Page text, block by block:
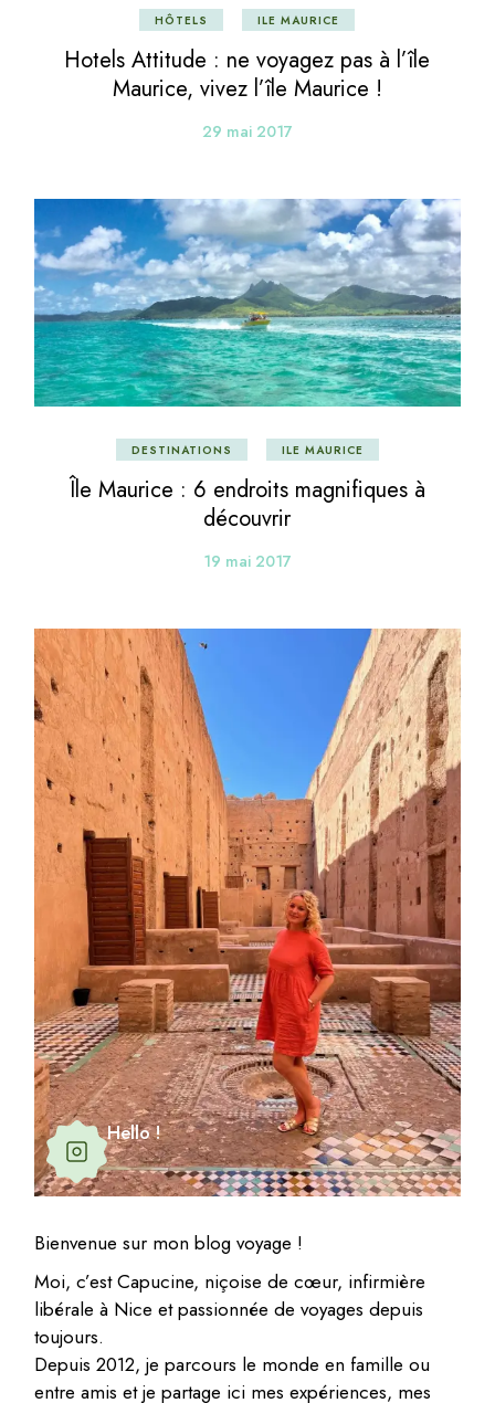
HÔTELS ILE MAURICE
Hotels Attitude : ne voyagez pas à l’île
Maurice, vivez l’île Maurice !
29 mai 2017
DESTINATIONS ILE MAURICE
Île Maurice : 6 endroits magnifiques à
découvrir
19 mai 2017
Hello !
Bienvenue sur mon blog voyage !
Moi, c’est Capucine, niçoise de cœur, infirmière
libérale à Nice et passionnée de voyages depuis
toujours.
Depuis 2012, je parcours le monde en famille ou
entre amis et je partage ici mes expériences, mes